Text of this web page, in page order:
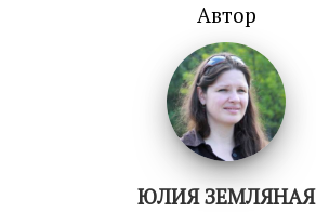
Автор
ЮЛИЯ ЗЕМЛЯНАЯ